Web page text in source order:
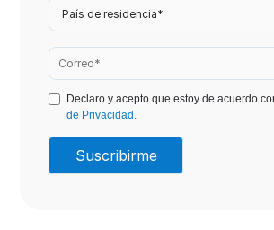
Declaro y acepto que estoy de acuerdo
de Privacidad.